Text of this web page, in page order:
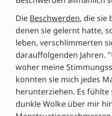
Die Beschwerden, die sie
denen sie gelernt hatte,
leben, verschlimmerten
darauffolgenden Jahren.
woher meine
konnten sie mich jedes
herunterziehen. Es fühlte
dunkle Wolke über mir